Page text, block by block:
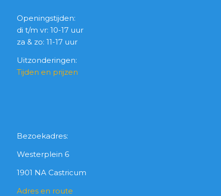
Openingstijden:
di t/m vr: 10-17 uur
za & zo: 11-17 uur
Uitzonderingen:
Tijden en prijzen
Bezoekadres:
Westerplein 6
1901 NA Castricum
Adres en route